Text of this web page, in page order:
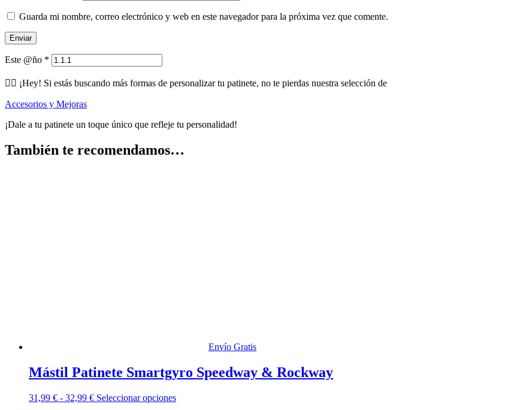
Guarda mi nombre, correo electrónico y web en este navegador para la próxima vez que comente.
Este @ño *
🕵️‍♂️ ¡Hey! Si estás buscando más formas de personalizar tu patinete, no te pierdas nuestra selección de
Accesorios y Mejoras
¡Dale a tu patinete un toque único que refleje tu personalidad!
También te recomendamos…
Envío Gratis
Mástil Patinete Smartgyro Speedway & Rockway
31,99 € - 32,99 €Rango
Seleccionar opcionesEste